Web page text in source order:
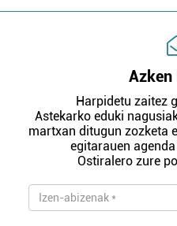
Azken
Harpidetu zaitez
Astekarko eduki
martxan ditugun zozketa
egitarauen
Ostiralero zure